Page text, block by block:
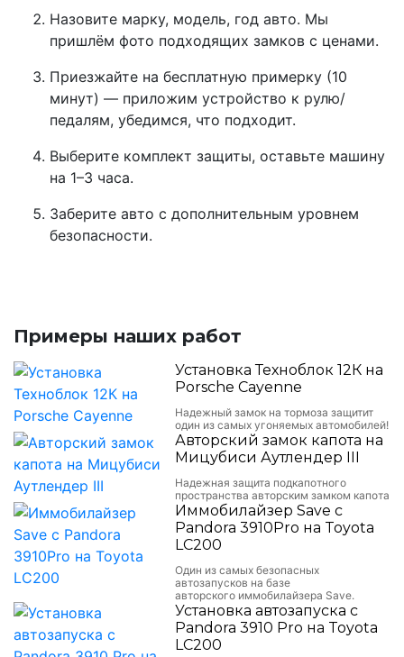
Назовите марку, модель, год авто. Мы
пришлём фото подходящих замков с ценами.
Приезжайте на бесплатную примерку (10
минут) — приложим устройство к рулю/
педалям, убедимся, что подходит.
Выберите комплект защиты, оставьте машину
на 1–3 часа.
Заберите авто с дополнительным уровнем
безопасности.
Примеры наших работ
Установка Техноблок 12К на
Porsche Cayenne
Надежный замок на тормоза защитит
один из самых угоняемых автомобилей!
Авторский замок капота на
Мицубиси Аутлендер III
Надежная защита подкапотного
пространства авторским замком капота
Иммобилайзер Save с
Pandora 3910Pro на Toyota
LC200
Один из самых безопасных
автозапусков на базе
авторского иммобилайзера Save.
Установка автозапуска с
Pandora 3910 Pro на Toyota
LC200